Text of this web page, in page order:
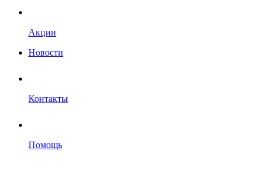
Акции
Новости
Контакты
Помощь